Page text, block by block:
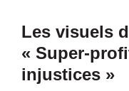
Nos idées
Se mobiliser
Les visuels
« Super-
injustices »